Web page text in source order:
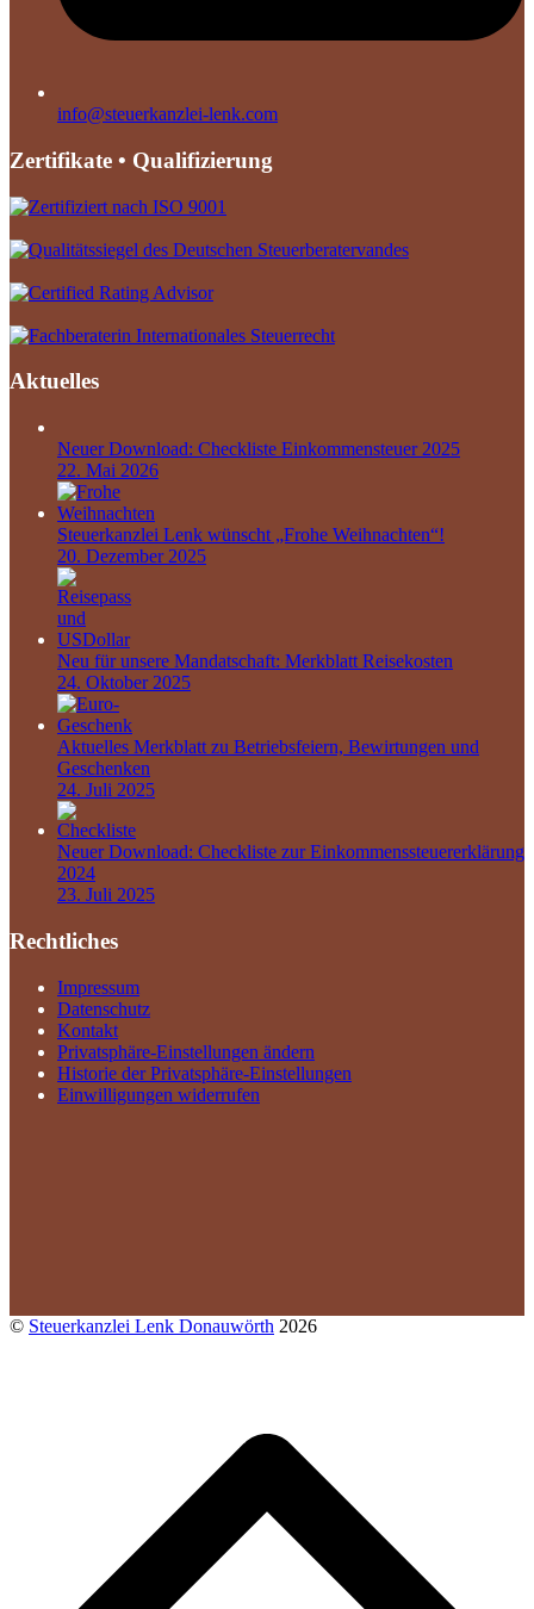
info@steuerkanzlei-lenk.com
Zertifikate • Qualifizierung
Aktuelles
Neuer Download: Checkliste Einkommensteuer 2025
22. Mai 2026
Steuerkanzlei Lenk wünscht „Frohe Weihnachten“!
20. Dezember 2025
Neu für unsere Mandatschaft: Merkblatt Reisekosten
24. Oktober 2025
Aktuelles Merkblatt zu Betriebsfeiern, Bewirtungen und
Geschenken
24. Juli 2025
Neuer Download: Checkliste zur Einkommenssteuererklärung
2024
23. Juli 2025
Rechtliches
Impressum
Datenschutz
Kontakt
Privatsphäre-Einstellungen ändern
Historie der Privatsphäre-Einstellungen
Einwilligungen widerrufen
© Steuerkanzlei Lenk Donauwörth 2026